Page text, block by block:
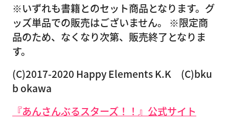
※いずれも書籍とのセット商品となります。グ
ッズ単品での販売はございません。 ※限定商
品のため、なくなり次第、販売終了となりま
す。
(C)2017-2020 Happy Elements K.K (C)bku
b okawa
『あんさんぶるスターズ！！』公式サイト